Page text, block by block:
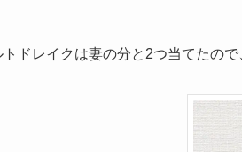
トドレイクは妻の分と2つ当てたの